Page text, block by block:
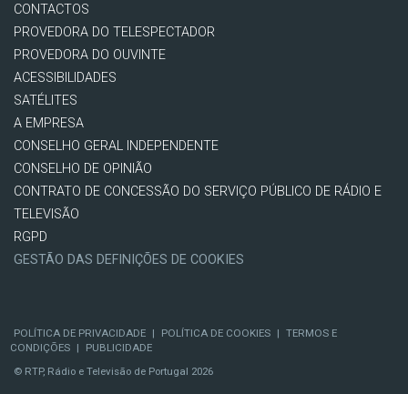
CONTACTOS
PROVEDORA DO TELESPECTADOR
PROVEDORA DO OUVINTE
ACESSIBILIDADES
SATÉLITES
A EMPRESA
CONSELHO GERAL INDEPENDENTE
CONSELHO DE OPINIÃO
CONTRATO DE CONCESSÃO DO SERVIÇO PÚBLICO DE RÁDIO E
TELEVISÃO
RGPD
GESTÃO DAS DEFINIÇÕES DE COOKIES
POLÍTICA DE PRIVACIDADE | POLÍTICA DE COOKIES | TERMOS E
CONDIÇÕES |
PUBLICIDADE
© RTP, Rádio e Televisão de Portugal 2026